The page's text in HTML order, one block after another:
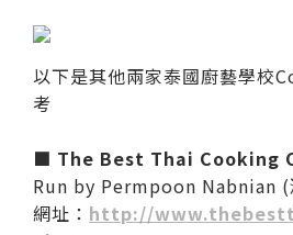
以下是其他兩家泰國廚藝學校
考
■ The Best Thai Cooking
Run by Permpoon Nabnian (
網址： http://